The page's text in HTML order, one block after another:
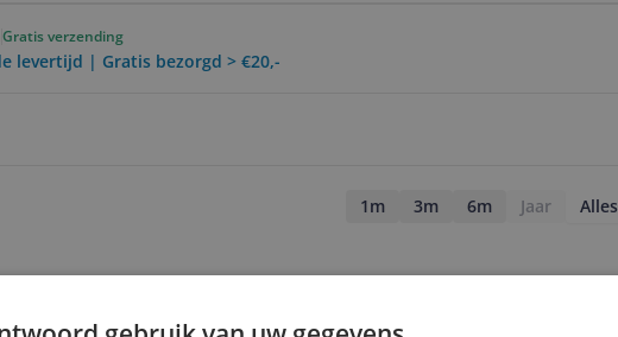
Gratis verzending
levertijd | Gratis bezorgd > €20,-
1m 3m 6m Jaar Alles